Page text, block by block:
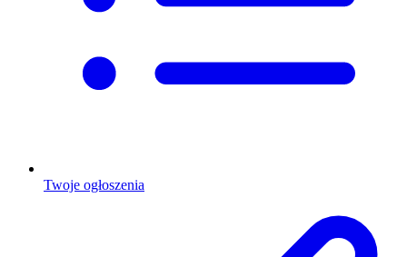
Twoje ogłoszenia